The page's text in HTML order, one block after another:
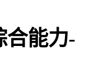
合能力-